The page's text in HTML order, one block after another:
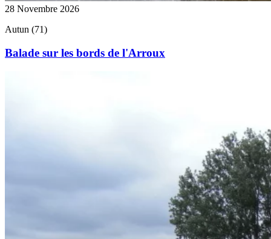
28 Novembre 2026
Autun (71)
Balade sur les bords de l'Arroux